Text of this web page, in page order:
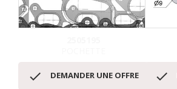
 DEMANDER UNE OFFRE 